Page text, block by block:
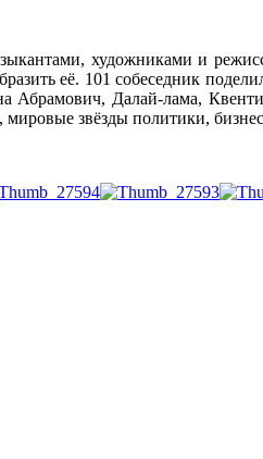
художниками и
её. 101 собеседник
Далай-лама,
звёзды политики,